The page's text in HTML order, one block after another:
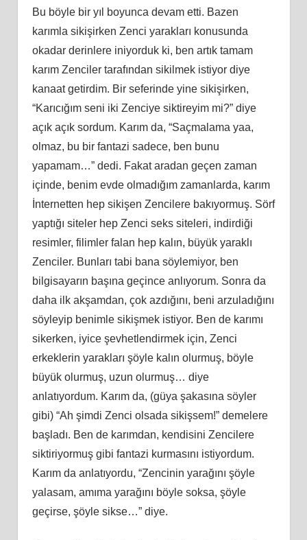
Bu böyle bir yıl boyunca devam etti. Bazen
karımla sikişirken Zenci yarakları konusunda
okadar derinlere iniyorduk ki, ben artık tamam
karım Zenciler tarafından sikilmek istiyor diye
kanaat getirdim. Bir seferinde yine sikişirken,
“Karıcığım seni iki Zenciye siktireyim mi?” diye
açık açık sordum. Karım da, “Saçmalama yaa,
olmaz, bu bir fantazi sadece, ben bunu
yapamam…” dedi. Fakat aradan geçen zaman
içinde, benim evde olmadığım zamanlarda, karım
İnternetten hep sikişen Zencilere bakıyormuş. Sörf
yaptığı siteler hep Zenci seks siteleri, indirdiği
resimler, filimler falan hep kalın, büyük yaraklı
Zenciler. Bunları tabi bana söylemiyor, ben
bilgisayarın başına geçince anlıyorum. Sonra da
daha ilk akşamdan, çok azdığını, beni arzuladığını
söyleyip benimle sikişmek istiyor. Ben de karımı
sikerken, iyice şevhetlendirmek için, Zenci
erkeklerin yarakları şöyle kalın olurmuş, böyle
büyük olurmuş, uzun olurmuş… diye
anlatıyordum. Karım da, (güya şakasına söyler
gibi) “Ah şimdi Zenci olsada sikişsem!” demelere
başladı. Ben de karımdan, kendisini Zencilere
siktiriyormuş gibi fantazi kurmasını istiyordum.
Karım da anlatıyordu, “Zencinin yarağını şöyle
yalasam, amıma yarağını böyle soksa, şöyle
geçirse, şöyle sikse…” diye.